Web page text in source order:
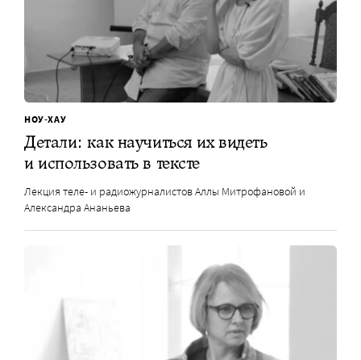
НОУ-ХАУ
Детали: как научиться их видеть
и использовать в тексте
Лекция теле- и радиожурналистов Аллы Митрофановой и
Александра Ананьева